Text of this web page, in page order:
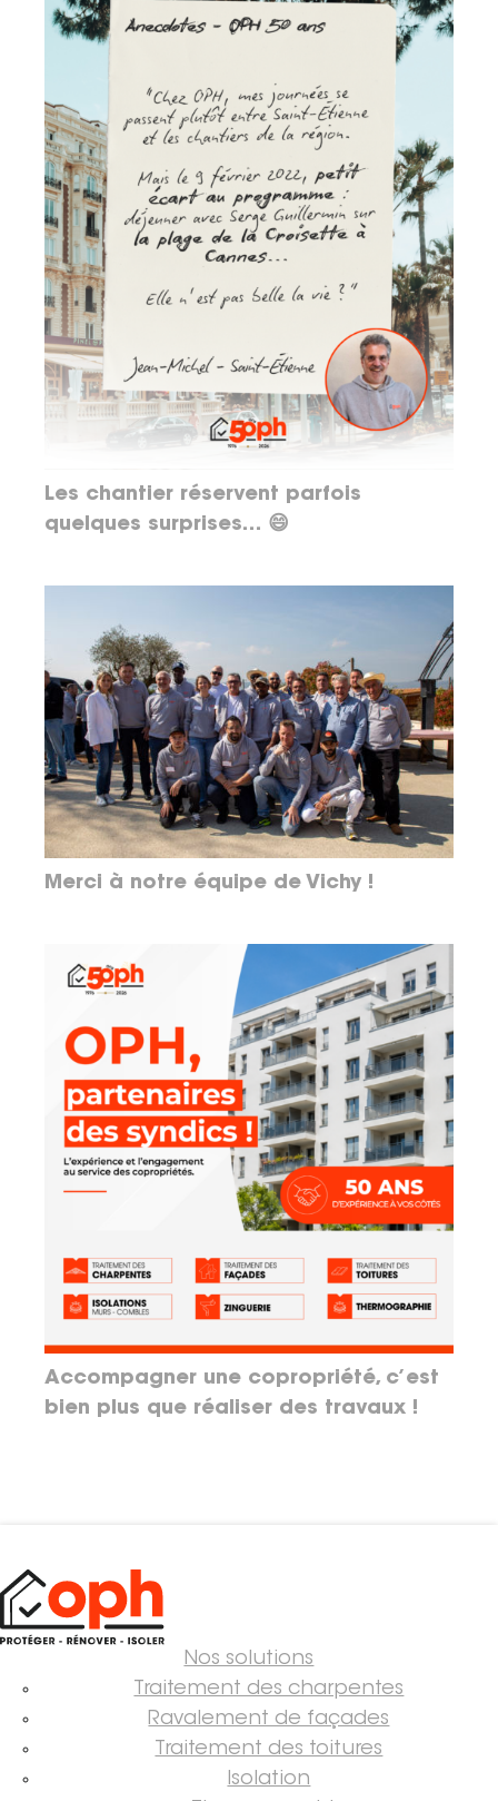
Les chantier réservent parfois
quelques surprises… 😄
Merci à notre équipe de Vichy !
Accompagner une copropriété, c’est
bien plus que réaliser des travaux !
Nos solutions
Traitement des charpentes
Ravalement de façades
Traitement des toitures
Isolation